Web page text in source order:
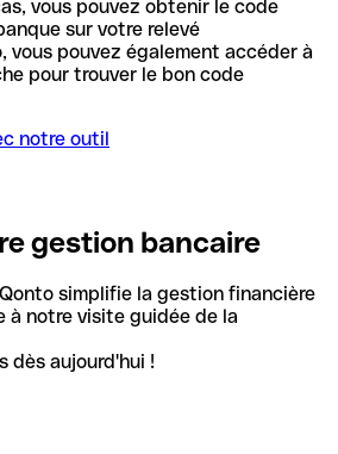
vous pouvez obtenir le code
sur votre relevé
vous pouvez également accéder à
pour trouver le bon code
notre outil
gestion bancaire
simplifie la gestion financière
à notre visite guidée de la
dès aujourd'hui !